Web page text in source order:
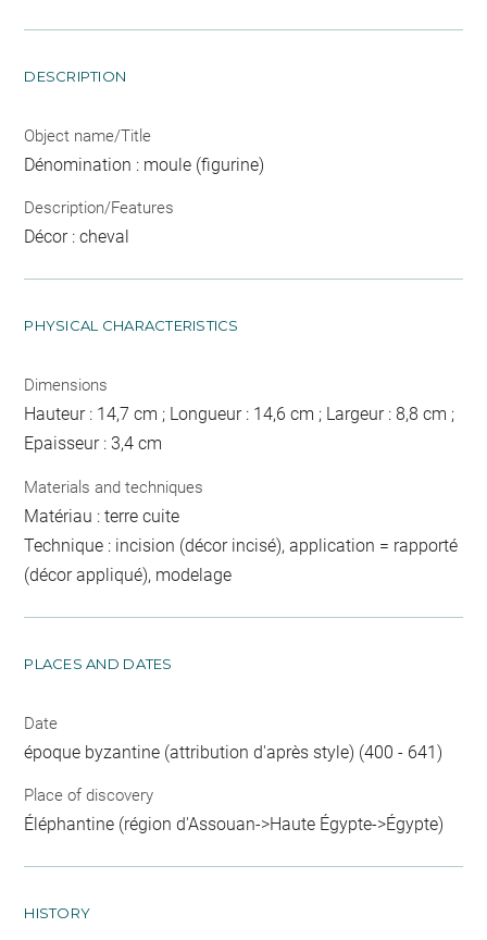
DESCRIPTION
Object name/Title
Dénomination : moule (figurine)
Description/Features
Décor : cheval
PHYSICAL CHARACTERISTICS
Dimensions
Hauteur : 14,7 cm ; Longueur : 14,6 cm ; Largeur : 8,8 cm ;
Epaisseur : 3,4 cm
Materials and techniques
Matériau : terre cuite
Technique : incision (décor incisé), application = rapporté
(décor appliqué), modelage
PLACES AND DATES
Date
époque byzantine (attribution d'après style) (400 - 641)
Place of discovery
Éléphantine (région d'Assouan->Haute Égypte->Égypte)
HISTORY